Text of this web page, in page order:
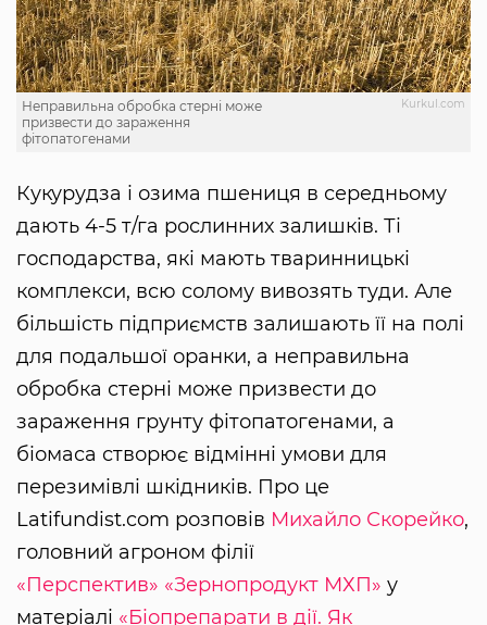
Kurkul.com
Неправильна обробка стерні може
призвести до зараження
фітопатогенами
Кукурудза і озима пшениця в середньому
дають 4-5 т/га рослинних залишків. Ті
господарства, які мають тваринницькі
комплекси, всю солому вивозять туди. Але
більшість підприємств залишають її на полі
для подальшої оранки, а неправильна
обробка стерні може призвести до
зараження грунту фітопатогенами, а
біомаса створює відмінні умови для
перезимівлі шкідників. Про це
Latifundist.com розповів Михайло Скорейко,
головний агроном філії
«Перспектив» «Зернопродукт МХП» у
матеріалі «Біопрепарати в дії. Як